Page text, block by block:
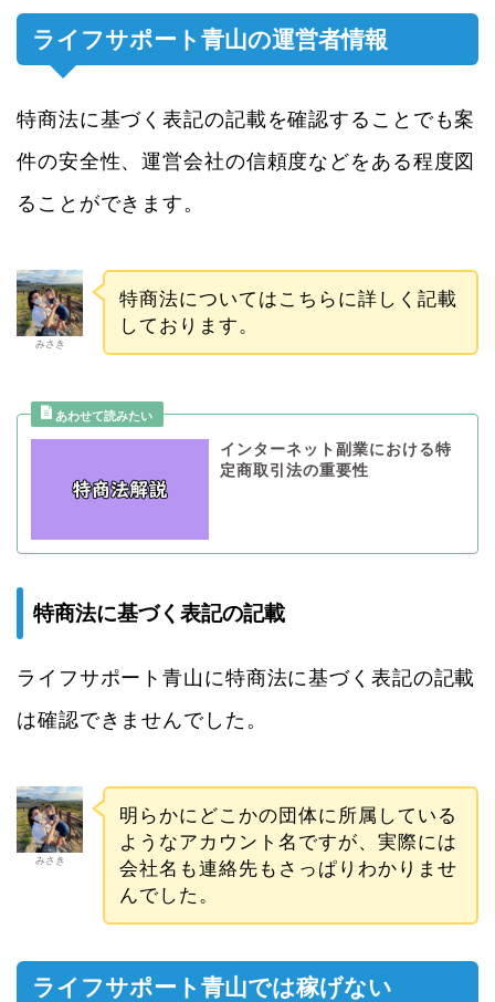
ライフサポート青山の運営者情報
特商法に基づく表記の記載を確認することでも案
件の安全性、運営会社の信頼度などをある程度図
ることができます。
みさき
特商法についてはこちらに詳しく記載
しております。
インターネット副業における特
定商取引法の重要性
特商法に基づく表記の記載
ライフサポート青山に特商法に基づく表記の記載
は確認できませんでした。
みさき
明らかにどこかの団体に所属している
ようなアカウント名ですが、実際には
会社名も連絡先もさっぱりわかりませ
んでした。
ライフサポート青山では稼げない